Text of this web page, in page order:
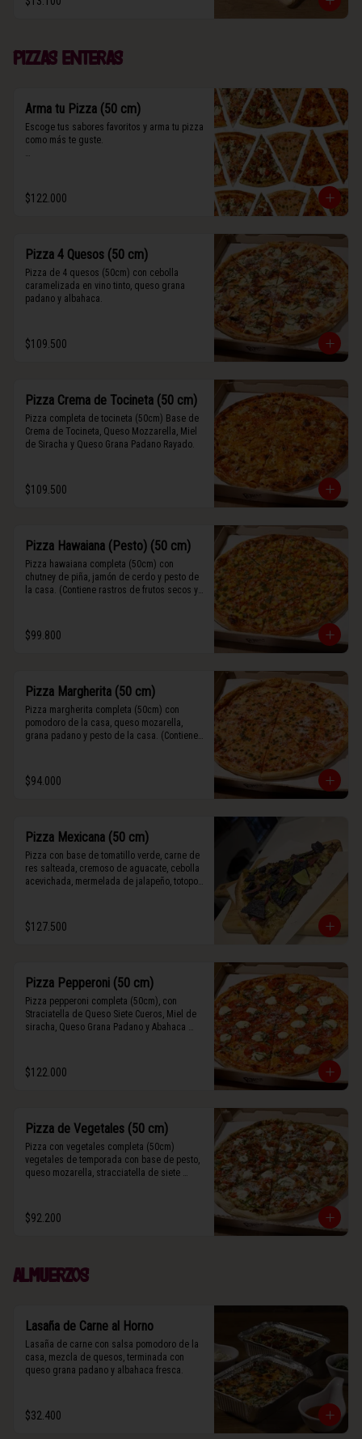
Pizzas enteras
Arma tu Pizza (50 cm)
Escoge tus sabores favoritos y arma tu pizza
como más te guste.
secos y maní.
$122.000
Pizza 4 Quesos (50 cm)
Pizza de 4 quesos (50cm) con cebolla
caramelizada en vino tinto, queso grana
padano y albahaca.
$109.500
Pizza Crema de Tocineta (50 cm)
Pizza completa de tocineta (50cm) Base de
Crema de Tocineta, Queso Mozzarella, Miel
de Siracha y Queso Grana Padano Rayado.
$109.500
Pizza Hawaiana (Pesto) (50 cm)
Pizza hawaiana completa (50cm) con
chutney de piña, jamón de cerdo y pesto de
la casa. (Contiene rastros de frutos secos y
$99.800
Pizza Margherita (50 cm)
Pizza margherita completa (50cm) con
pomodoro de la casa, queso mozarella,
grana padano y pesto de la casa. (Contiene
$94.000
Pizza Mexicana (50 cm)
Pizza con base de tomatillo verde, carne de
res salteada, cremoso de aguacate, cebolla
acevichada, mermelada de jalapeño, totopos
$127.500
Pizza Pepperoni (50 cm)
Pizza pepperoni completa (50cm), con
Straciatella de Queso Siete Cueros, Miel de
siracha, Queso Grana Padano y Abahaca
$122.000
Pizza de Vegetales (50 cm)
Pizza con vegetales completa (50cm)
vegetales de temporada con base de pesto,
queso mozarella, stracciatella de siete
padano y albahaca fresca.
$92.200
Almuerzos
Lasaña de Carne al Horno
Lasaña de carne con salsa pomodoro de la
casa, mezcla de quesos, terminada con
queso grana padano y albahaca fresca.
$32.400